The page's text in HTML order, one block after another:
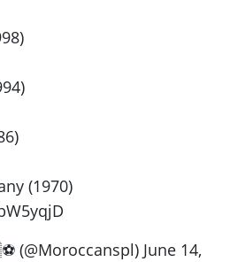
(1970)
(@Moroccanspl) June 14,